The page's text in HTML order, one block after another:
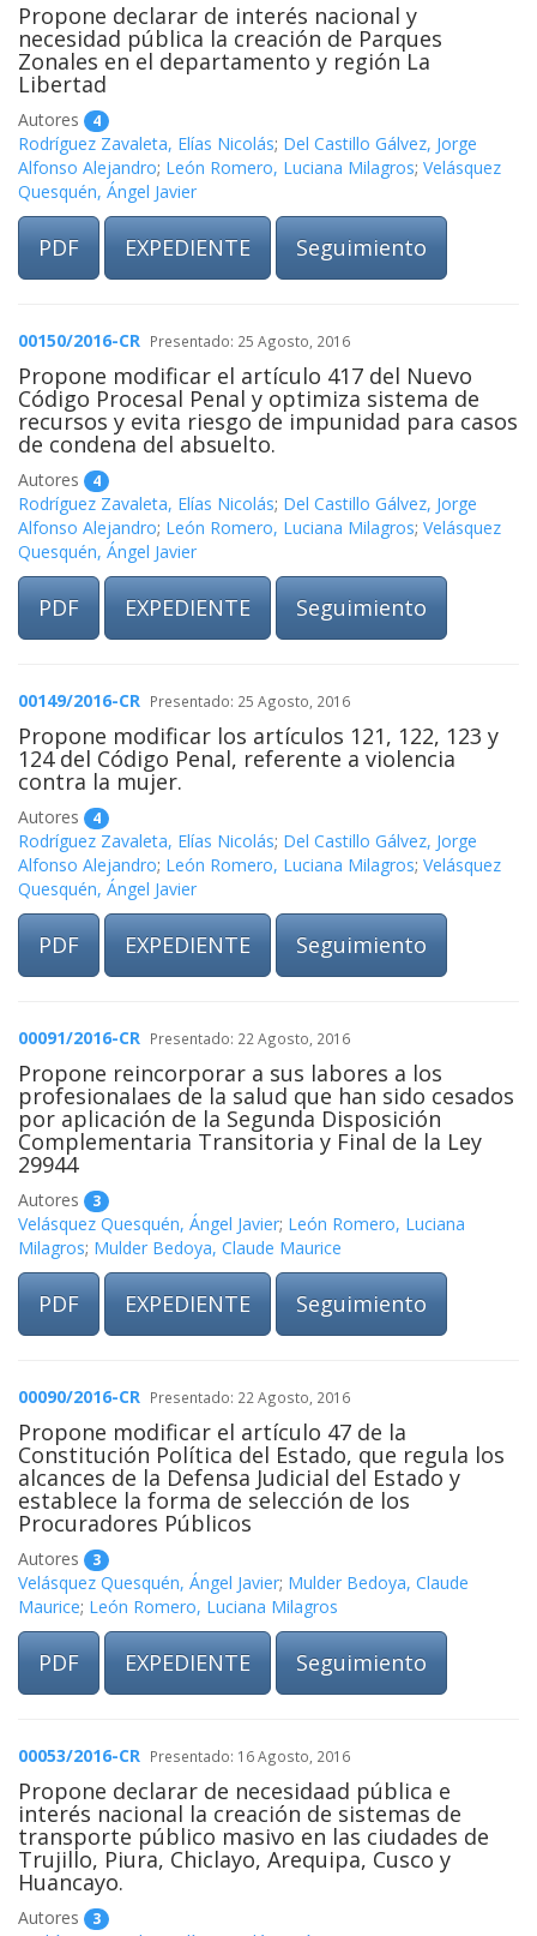
Propone declarar de interés nacional y
necesidad pública la creación de Parques
Zonales en el departamento y región La
Libertad
Autores 4
Rodríguez Zavaleta, Elías Nicolás; Del Castillo Gálvez, Jorge
Alfonso Alejandro; León Romero, Luciana Milagros; Velásquez
Quesquén, Ángel Javier
PDF EXPEDIENTE Seguimiento
00150/2016-CR Presentado: 25 Agosto, 2016
Propone modificar el artículo 417 del Nuevo
Código Procesal Penal y optimiza sistema de
recursos y evita riesgo de impunidad para casos
de condena del absuelto.
Autores 4
Rodríguez Zavaleta, Elías Nicolás; Del Castillo Gálvez, Jorge
Alfonso Alejandro; León Romero, Luciana Milagros; Velásquez
Quesquén, Ángel Javier
PDF EXPEDIENTE Seguimiento
00149/2016-CR Presentado: 25 Agosto, 2016
Propone modificar los artículos 121, 122, 123 y
124 del Código Penal, referente a violencia
contra la mujer.
Autores 4
Rodríguez Zavaleta, Elías Nicolás; Del Castillo Gálvez, Jorge
Alfonso Alejandro; León Romero, Luciana Milagros; Velásquez
Quesquén, Ángel Javier
PDF EXPEDIENTE Seguimiento
00091/2016-CR Presentado: 22 Agosto, 2016
Propone reincorporar a sus labores a los
profesionalaes de la salud que han sido cesados
por aplicación de la Segunda Disposición
Complementaria Transitoria y Final de la Ley
29944
Autores 3
Velásquez Quesquén, Ángel Javier; León Romero, Luciana
Milagros; Mulder Bedoya, Claude Maurice
PDF EXPEDIENTE Seguimiento
00090/2016-CR Presentado: 22 Agosto, 2016
Propone modificar el artículo 47 de la
Constitución Política del Estado, que regula los
alcances de la Defensa Judicial del Estado y
establece la forma de selección de los
Procuradores Públicos
Autores 3
Velásquez Quesquén, Ángel Javier; Mulder Bedoya, Claude
Maurice; León Romero, Luciana Milagros
PDF EXPEDIENTE Seguimiento
00053/2016-CR Presentado: 16 Agosto, 2016
Propone declarar de necesidaad pública e
interés nacional la creación de sistemas de
transporte público masivo en las ciudades de
Trujillo, Piura, Chiclayo, Arequipa, Cusco y
Huancayo.
Autores 3